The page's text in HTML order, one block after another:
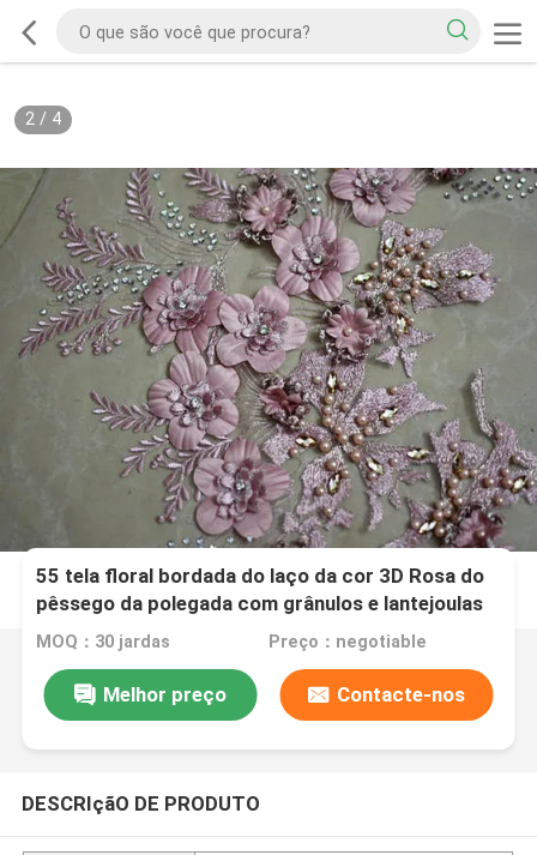
2/ 4
55 tela floral bordada do laço da cor 3D Rosa do
pêssego da polegada com grânulos e lantejoulas
MOQ：30 jardas Preço：negotiable
Melhor preço Contacte-nos
DESCRIçãO DE PRODUTO